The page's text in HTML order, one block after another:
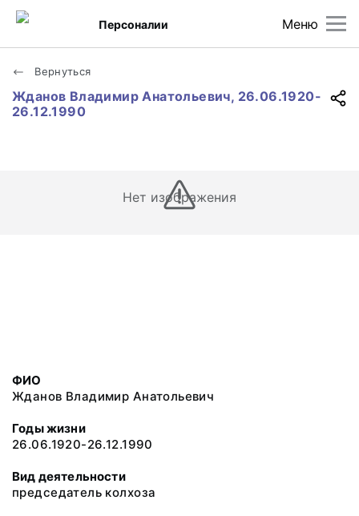
Меню
Персоналии
Вернуться
Жданов Владимир Анатольевич, 26.06.1920-
26.12.1990
Нет изображения
ФИО
Жданов Владимир Анатольевич
Годы жизни
26.06.1920-26.12.1990
Вид деятельности
председатель колхоза